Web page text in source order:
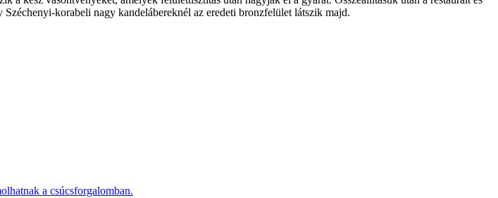
korabeli nagy kandelábereknél az eredeti bronzfelület látszik majd.
a csúcsforgalomban.